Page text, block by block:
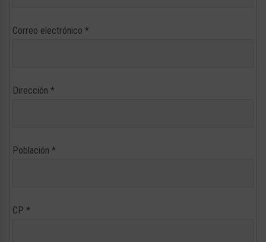
Correo electrónico *
Dirección *
Población *
CP *